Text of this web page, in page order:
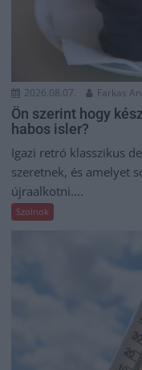
2026.08.07. Farkas
Ön szerint hogy
habos isler?
Igazi retró klasszikus
szeretnek, és amelyet
újraalkotni....
Szolnok